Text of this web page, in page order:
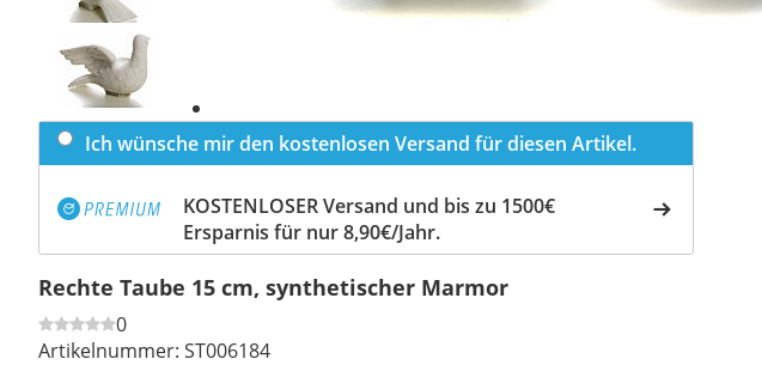
Previous
slide
Next
slide
Ich wünsche mir den kostenlosen Versand für diesen Artikel.
KOSTENLOSER Versand und bis zu 1500€
Ersparnis für nur 8,90€/Jahr.
Rechte Taube 15 cm, synthetischer Marmor
0
Artikelnummer: ST006184